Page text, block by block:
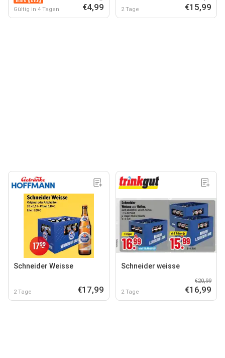
Gültig in 4 Tagen €4,99 2 Tage €15,99
Schneider Weisse
2 Tage €17,99
Schneider weisse
2 Tage
€20,99
€16,99